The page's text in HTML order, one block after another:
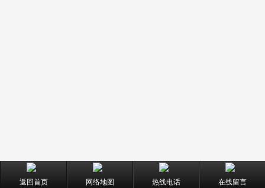
返回首页 网络地图 热线电话 在线留言